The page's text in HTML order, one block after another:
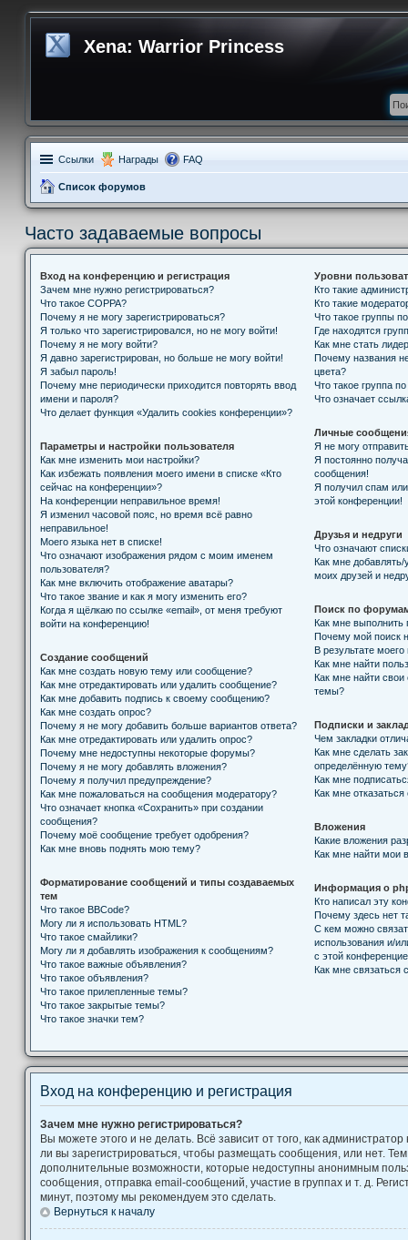
Xena: Warrior Princess
Ссылки Награды FAQ
Список форумов
Часто задаваемые вопросы
Вход на конференцию и регистрация
Зачем мне нужно регистрироваться?
Что такое COPPA?
Почему я не могу зарегистрироваться?
Я только что зарегистрировался, но не могу войти!
Почему я не могу войти?
Я давно зарегистрирован, но больше не могу войти!
Я забыл пароль!
Почему мне периодически приходится повторять ввод
имени и пароля?
Что делает функция «Удалить cookies конференции»?
Параметры и настройки пользователя
Как мне изменить мои настройки?
Как избежать появления моего имени в списке «Кто
сейчас на конференции»?
На конференции неправильное время!
Я изменил часовой пояс, но время всё равно
неправильное!
Моего языка нет в списке!
Что означают изображения рядом с моим именем
пользователя?
Как мне включить отображение аватары?
Что такое звание и как я могу изменить его?
Когда я щёлкаю по ссылке «email», от меня требуют
войти на конференцию!
Создание сообщений
Как мне создать новую тему или сообщение?
Как мне отредактировать или удалить сообщение?
Как мне добавить подпись к своему сообщению?
Как мне создать опрос?
Почему я не могу добавить больше вариантов ответа?
Как мне отредактировать или удалить опрос?
Почему мне недоступны некоторые форумы?
Почему я не могу добавлять вложения?
Почему я получил предупреждение?
Как мне пожаловаться на сообщения модератору?
Что означает кнопка «Сохранить» при создании
сообщения?
Почему моё сообщение требует одобрения?
Как мне вновь поднять мою тему?
Форматирование сообщений и типы создаваемых
тем
Что такое BBCode?
Могу ли я использовать HTML?
Что такое смайлики?
Могу ли я добавлять изображения к сообщениям?
Что такое важные объявления?
Что такое объявления?
Что такое прилепленные темы?
Что такое закрытые темы?
Что такое значки тем?
Уровни
Кто такие
Кто такие
Что такое группы
Где находятся
Как мне стать
Почему названия
цвета?
Что такое группа
Что означает
Личные
Я не могу
Я постоянно
сообщения!
Я получил спам или
этой конференции!
Друзья и недруги
Что означают
Как мне добавлять/
моих друзей и
Поиск по
Как мне
Почему мой поиск
В результате
Как мне найти
Как мне найти
темы?
Подписки и
Чем закладки
Как мне сделать
определённую
Как мне
Как мне отказаться
Вложения
Какие вложения
Как мне найти мои
Информация о
Кто написал эту
Почему здесь нет
С кем можно
использования и/
с этой
Как мне связаться
Вход на конференцию и регистрация
Зачем мне нужно регистрироваться?
Вы можете этого и не делать. Всё зависит от того, как
ли вы зарегистрироваться, чтобы размещать сообщения, или нет.
дополнительные возможности, которые недоступны анонимным
сообщения, отправка email-сообщений, участие в группах и т. д.
минут, поэтому мы рекомендуем это сделать.
Вернуться к началу